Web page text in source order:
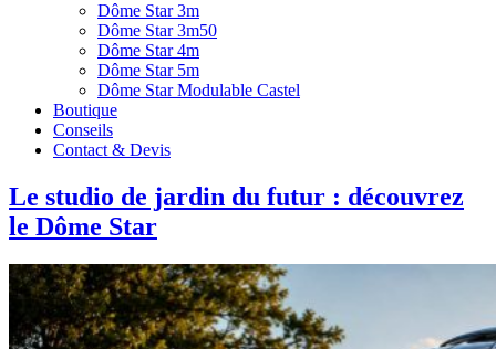
Dôme Star 3m
Dôme Star 3m50
Dôme Star 4m
Dôme Star 5m
Dôme Star Modulable Castel
Boutique
Conseils
Contact & Devis
Le studio de jardin du futur : découvrez
le Dôme Star